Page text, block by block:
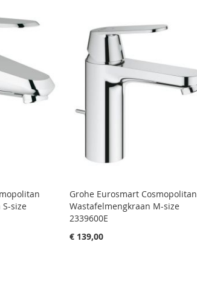
size
Grohe Eurosmart Cosmopolitan
Wastafelmengkraan M-size
2339600E
€ 139,00